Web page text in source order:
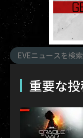
重要な